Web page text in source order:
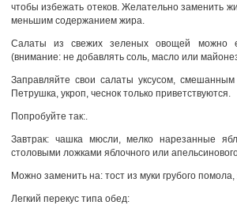
чтобы избежать отеков. Желательно заменить
меньшим содержанием жира.
Салаты из свежих зеленых овощей можно
(внимание: не добавлять соль, масло или
Заправляйте свои салаты уксусом,
Петрушка, укроп, чеснок только приветствуются.
Попробуйте так:.
Завтрак: чашка мюсли, мелко нарезанные
столовыми ложками яблочного или апельсинового
Можно заменить на: тост из муки грубого помола,
Легкий перекус типа обед: